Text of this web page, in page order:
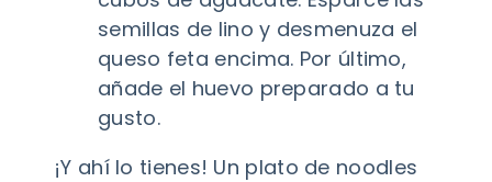
semillas de lino y desmenuza el
queso feta encima. Por último,
añade el huevo preparado a tu
gusto.
¡Y ahí lo tienes! Un plato de noodles